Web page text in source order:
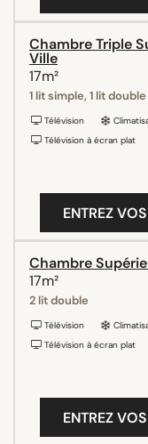
Chambre Triple
Ville
17m²
1 lit simple, 1 lit double
Télévision
Télévision à écran plat
ENTREZ
Chambre
17m²
2 lit double
Télévision
Télévision à écran plat
ENTREZ